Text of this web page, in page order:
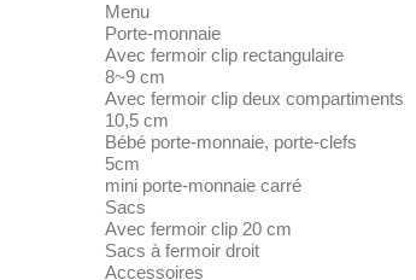
Menu
Porte-monnaie
Avec fermoir clip rectangulaire
8~9 cm
Avec fermoir clip deux compartiments
10,5 cm
Bébé porte-monnaie, porte-clefs
5cm
mini porte-monnaie carré
Sacs
Avec fermoir clip 20 cm
Sacs à fermoir droit
Accessoires